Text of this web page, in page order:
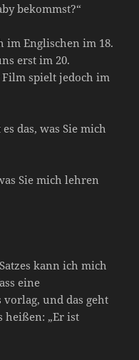
bekommst?“
im Englischen im 18.
erst im 20.
spielt jedoch im
das, was Sie mich
Sie mich lehren
kann ich mich
eine
und das geht
heißen: „Er ist